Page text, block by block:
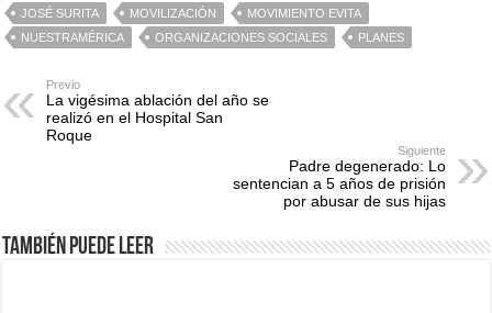
JOSÉ SURITA
MOVILIZACIÓN
MOVIMIENTO EVITA
NUESTRAMÉRICA
ORGANIZACIONES SOCIALES PLANES
Previo
La vigésima ablación del año se
realizó en el Hospital San
Roque
Siguiente
Padre degenerado: Lo
sentencian a 5 años de prisión
por abusar de sus hijas
También puede leer